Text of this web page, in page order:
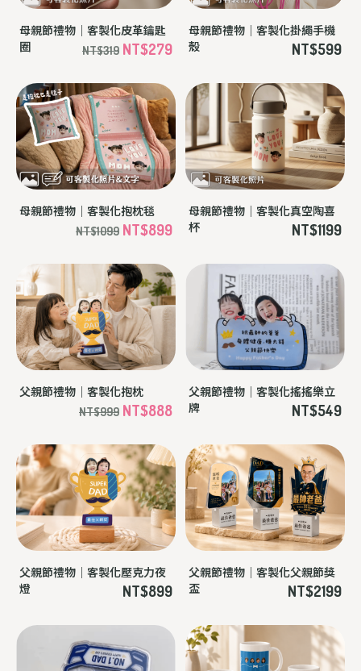
母親節禮物｜客製化皮革鑰匙
圈
NT$319 NT$279
母親節禮物｜客製化掛繩手機
殼
NT$599
母親節禮物｜客製化抱枕毯
NT$1099 NT$899
母親節禮物｜客製化真空陶喜
杯
NT$1199
父親節禮物｜客製化抱枕
NT$999 NT$888
父親節禮物｜客製化搖搖樂立
牌
NT$549
父親節禮物｜客製化壓克力夜
燈
NT$899
父親節禮物｜客製化父親節獎
盃
NT$2199